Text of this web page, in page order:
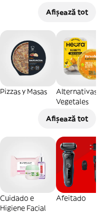
Afișează tot
Pizzas y Masas
Alternativas
Vegetales
Afișează tot
Cuidado e
Higiene Facial
Afeitado